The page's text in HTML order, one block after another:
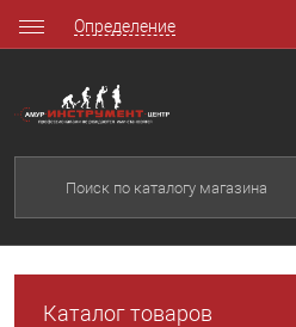
Определение
Каталог товаров